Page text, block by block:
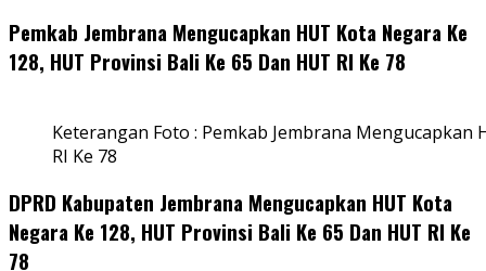
Pemkab Jembrana Mengucapkan HUT Kota Negara Ke
128, HUT Provinsi Bali Ke 65 Dan HUT RI Ke 78
Keterangan Foto : Pemkab Jembrana Mengucapkan
RI Ke 78
DPRD Kabupaten Jembrana Mengucapkan HUT Kota
Negara Ke 128, HUT Provinsi Bali Ke 65 Dan HUT RI Ke
78